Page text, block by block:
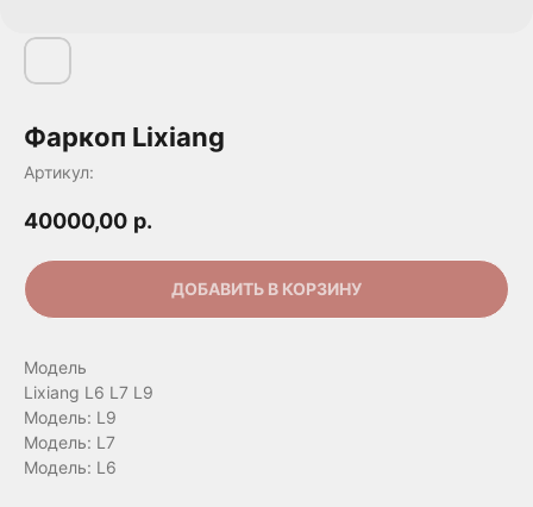
Фаркоп Lixiang
Артикул:
40000,00 р.
ДОБАВИТЬ В КОРЗИНУ
Модель
Lixiang L6 L7 L9
Модель: L9
Модель: L7
Модель: L6